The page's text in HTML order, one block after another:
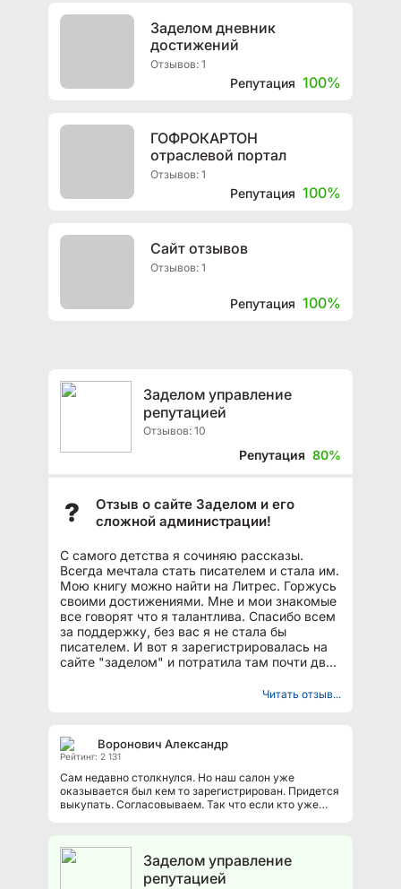
Заделом дневник
достижений
Отзывов: 1
Репутация 100%
ГОФРОКАРТОН
отраслевой портал
Отзывов: 1
Репутация 100%
Сайт отзывов
Отзывов: 1
Репутация 100%
Заделом управление
репутацией
Отзывов: 10
Репутация 80%
?
Отзыв о сайте Заделом и его
сложной администрации!
С самого детства я сочиняю рассказы.
Всегда мечтала стать писателем и стала им.
Мою книгу можно найти на Литрес. Горжусь
своими достижениями. Мне и мои знакомые
все говорят что я талантлива. Спасибо всем
за поддержку, без вас я не стала бы
писателем. И вот я зарегистрировалась на
сайте "заделом" и потратила там почти два
Читать отзыв...
Воронович Александр
Рейтинг: 2 131
Сам недавно столкнулся. Но наш салон уже
оказывается был кем то зарегистрирован. Придется
выкупать. Согласовываем. Так что если кто уже
Заделом управление
репутацией